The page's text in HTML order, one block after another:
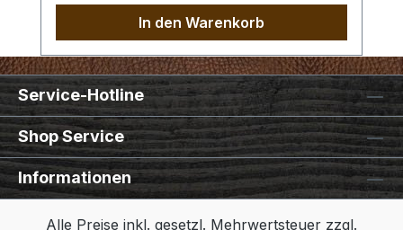
In den Warenkorb
Service-Hotline
Shop Service
Informationen
Alle Preise inkl. gesetzl. Mehrwertsteuer zzgl.